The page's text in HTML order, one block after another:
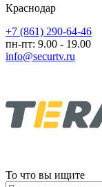
Краснодар
+7 (861) 290-64-46
пн-пт: 9.00 - 19.00
info@securtv.ru
То что вы ищите